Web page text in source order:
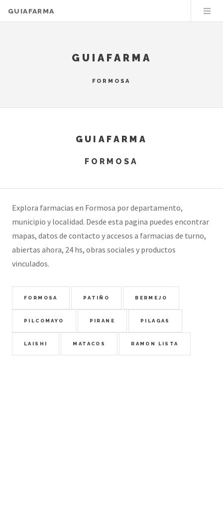
GUIAFARMA
GUIAFARMA
FORMOSA
GUIAFARMA
FORMOSA
Explora farmacias en Formosa por departamento,
municipio y localidad. Desde esta pagina puedes encontrar
mapas, datos de contacto y accesos a farmacias de turno,
abiertas ahora, 24 hs, obras sociales y productos
vinculados.
FORMOSA PATIÑO BERMEJO
PILCOMAYO PIRANE PILAGAS
LAISHI MATACOS RAMON LISTA